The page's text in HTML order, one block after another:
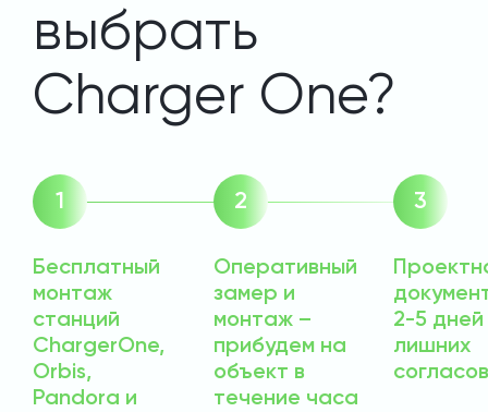
выбрать
Charger One?
Бесплатный
монтаж
станций
ChargerOne,
Orbis,
Pandora и
Оперативный
замер и
монтаж –
прибудем на
объект в
течение часа
2-5 дней
лишних